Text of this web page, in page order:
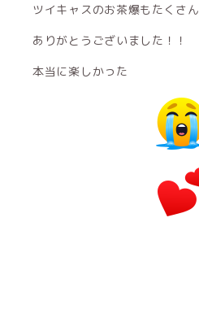
ツイキャスのお茶爆もたくさん
ありがとうございました！！
本当に楽しかった